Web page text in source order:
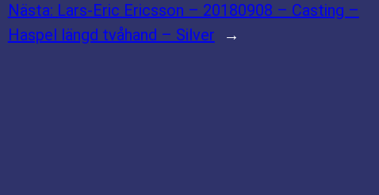
Nästa: Lars-Eric Ericsson – 20180908 – Casting –
Haspel längd tvåhand – Silver
→